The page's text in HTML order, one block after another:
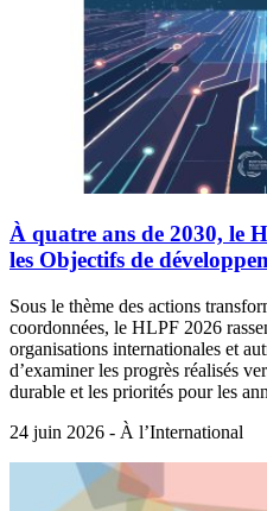
À quatre ans de 2030, le
les Objectifs de
Sous le thème des actions
coordonnées, le HLPF 2026
organisations internationales et
d’examiner les progrès réalisés
durable et les priorités pour les
24 juin 2026 - À l’International